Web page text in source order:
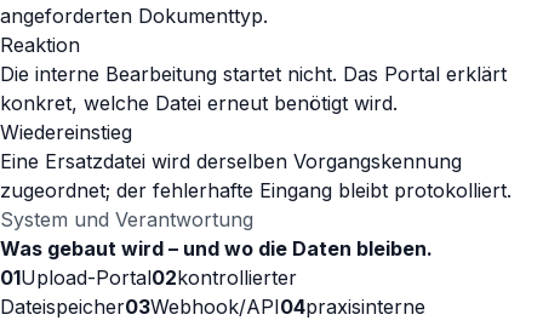
angeforderten Dokumenttyp.
Reaktion
Die interne Bearbeitung startet nicht. Das Portal erklärt
konkret, welche Datei erneut benötigt wird.
Wiedereinstieg
Eine Ersatzdatei wird derselben Vorgangskennung
zugeordnet; der fehlerhafte Eingang bleibt protokolliert.
System und Verantwortung
Was gebaut wird – und wo die Daten bleiben.
01Upload-Portal02kontrollierter
Dateispeicher03Webhook/API04praxisinterne